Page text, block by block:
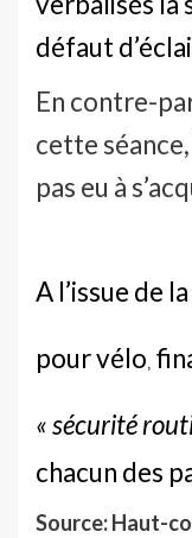
défaut
En contre-
cette
pas eu à
A l’issue de
pour vélo,
« sécurité
chacun des
Source: Haut-